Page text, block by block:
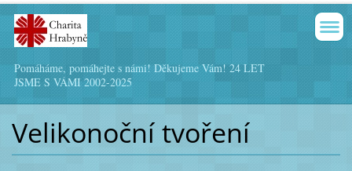
Pomáháme, pomáhejte s námi! Děkujeme Vám! 24 LET
JSME S VÁMI 2002-2025
Velikonoční tvoření